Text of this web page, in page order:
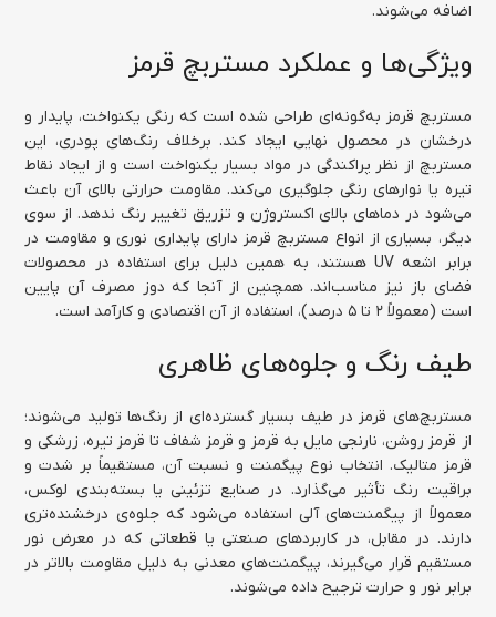
اضافه می‌شوند.
ویژگی‌ها و عملکرد مستربچ قرمز
مستربچ قرمز به‌گونه‌ای طراحی شده است که رنگی یکنواخت، پایدار و
درخشان در محصول نهایی ایجاد کند. برخلاف رنگ‌های پودری، این
مستربچ از نظر پراکندگی در مواد بسیار یکنواخت است و از ایجاد نقاط
تیره یا نوارهای رنگی جلوگیری می‌کند. مقاومت حرارتی بالای آن باعث
می‌شود در دماهای بالای اکستروژن و تزریق تغییر رنگ ندهد. از سوی
دیگر، بسیاری از انواع مستربچ قرمز دارای پایداری نوری و مقاومت در
برابر اشعه UV هستند، به همین دلیل برای استفاده در محصولات
فضای باز نیز مناسب‌اند. همچنین از آنجا که دوز مصرف آن پایین
است (معمولاً ۲ تا ۵ درصد)، استفاده از آن اقتصادی و کارآمد است.
طیف رنگ و جلوه‌های ظاهری
مستربچ‌های قرمز در طیف بسیار گسترده‌ای از رنگ‌ها تولید می‌شوند؛
از قرمز روشن، نارنجی مایل به قرمز و قرمز شفاف تا قرمز تیره، زرشکی و
قرمز متالیک. انتخاب نوع پیگمنت و نسبت آن، مستقیماً بر شدت و
براقیت رنگ تأثیر می‌گذارد. در صنایع تزئینی یا بسته‌بندی لوکس،
معمولاً از پیگمنت‌های آلی استفاده می‌شود که جلوه‌ی درخشنده‌تری
دارند. در مقابل، در کاربردهای صنعتی یا قطعاتی که در معرض نور
مستقیم قرار می‌گیرند، پیگمنت‌های معدنی به دلیل مقاومت بالاتر در
برابر نور و حرارت ترجیح داده می‌شوند.